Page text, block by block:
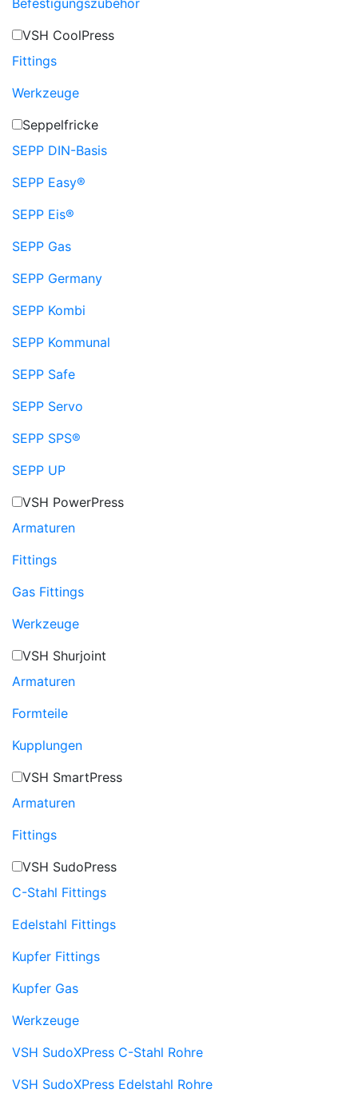
VSH CoolPress
Fittings
Werkzeuge
Seppelfricke
SEPP DIN-Basis
SEPP Easy®
SEPP Eis®
SEPP Gas
SEPP Germany
SEPP Kombi
SEPP Kommunal
SEPP Safe
SEPP Servo
SEPP SPS®
SEPP UP
VSH PowerPress
Armaturen
Fittings
Gas Fittings
Werkzeuge
VSH Shurjoint
Armaturen
Formteile
Kupplungen
VSH SmartPress
Armaturen
Fittings
VSH SudoPress
C-Stahl Fittings
Edelstahl Fittings
Kupfer Fittings
Kupfer Gas
Werkzeuge
VSH SudoXPress C-Stahl Rohre
VSH SudoXPress Edelstahl Rohre